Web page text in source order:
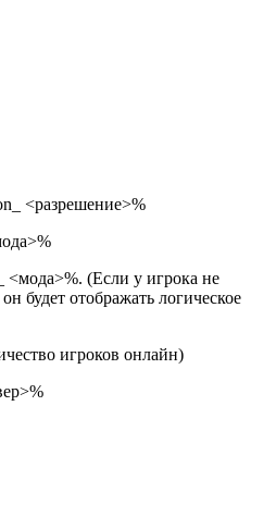
<разрешение>%
<мода>%. (Если у игрока не
будет отображать логическое
игроков онлайн)